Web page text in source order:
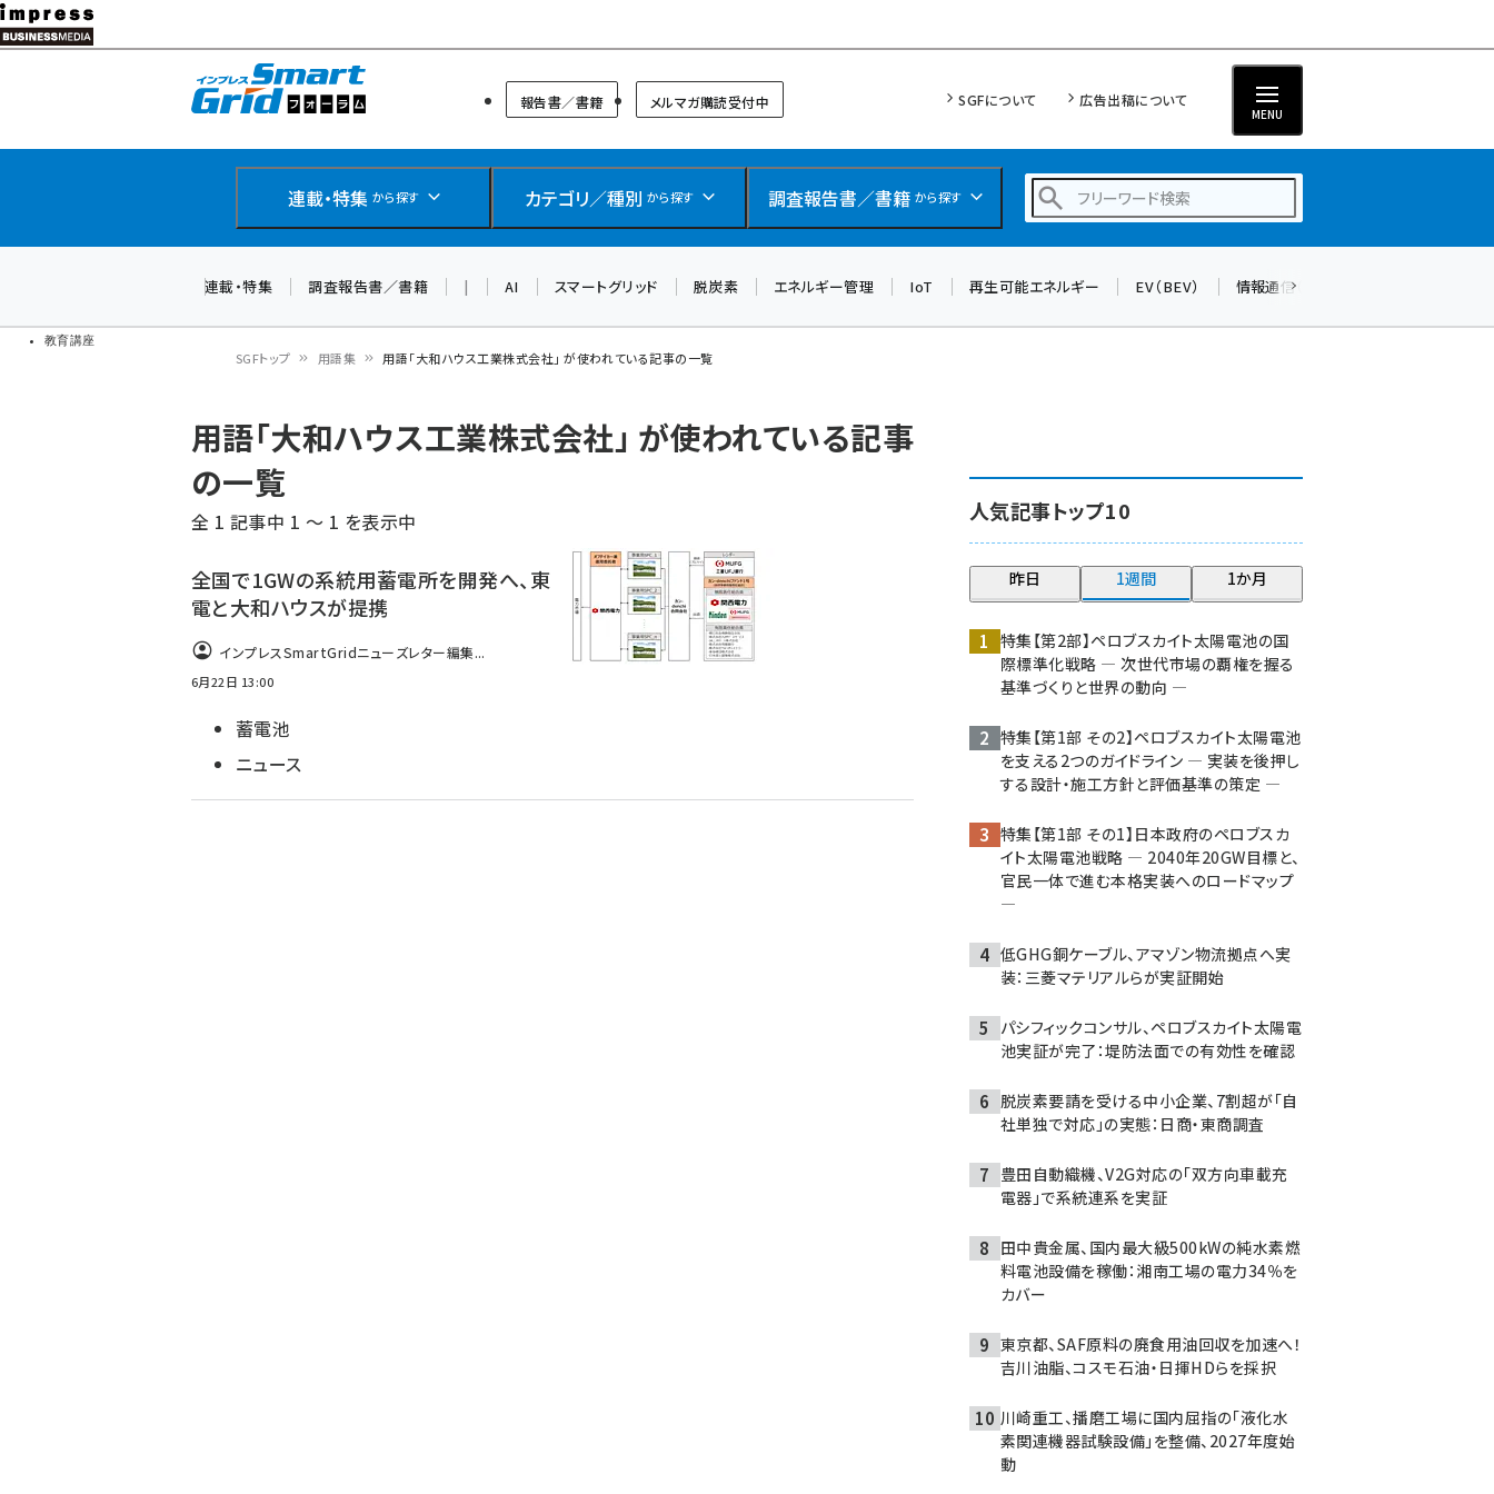
メ
イ
教育講座
スマートグリッドフォーラム
報告書／書籍 メルマガ購読受付中 SGFについて 広告出稿について
MENU
連載・特集 から探す カテゴリ／種別 から探す 調査報告書／書籍 から探す
ngn (262)
大串 (210)
aitras (176)
タンデム (140)
連載・特集 調査報告書／書籍 | AI スマートグリッド 脱炭素 エネルギー管理 IoT 再生可能エネルギー EV（BEV） 情報通信（ICT）
ン
く
ず
SGFトップ 用語集 用語「大和ハウス工業株式会社」 が使われている記事の一覧
用語「大和ハウス工業株式会社」 が使われている記事
の一覧
全 1 記事中 1 ～ 1 を表示中
全国で1GWの系統用蓄電所を開発へ、東
電と大和ハウスが提携
インプレスSmartGridニューズレター編集...
6月22日 13:00
蓄電池
ニュース
人気記事トップ10
昨日 1週間 1か月
特集【第2部】ペロブスカイト太陽電池の国
際標準化戦略 ― 次世代市場の覇権を握る
基準づくりと世界の動向 ―
特集【第1部 その2】ペロブスカイト太陽電池
を支える2つのガイドライン ― 実装を後押し
する設計・施工方針と評価基準の策定 ―
特集【第1部 その1】日本政府のペロブスカ
イト太陽電池戦略 ― 2040年20GW目標と、
官民一体で進む本格実装へのロードマップ
―
低GHG銅ケーブル、アマゾン物流拠点へ実
装：三菱マテリアルらが実証開始
パシフィックコンサル、ペロブスカイト太陽電
池実証が完了：堤防法面での有効性を確認
脱炭素要請を受ける中小企業、7割超が「自
社単独で対応」の実態：日商・東商調査
豊田自動織機、V2G対応の「双方向車載充
電器」で系統連系を実証
田中貴金属、国内最大級500kWの純水素燃
料電池設備を稼働：湘南工場の電力34％を
カバー
東京都、SAF原料の廃食用油回収を加速へ！
吉川油脂、コスモ石油・日揮HDらを採択
川崎重工、播磨工場に国内屈指の「液化水
素関連機器試験設備」を整備、2027年度始
動